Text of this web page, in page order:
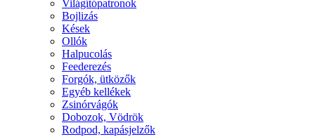
Világítópatronok
Bojlizás
Kések
Ollók
Halpucolás
Feederezés
Forgók, ütközők
Egyéb kellékek
Zsinórvágók
Dobozok, Vödrök
Rodpod, kapásjelzők